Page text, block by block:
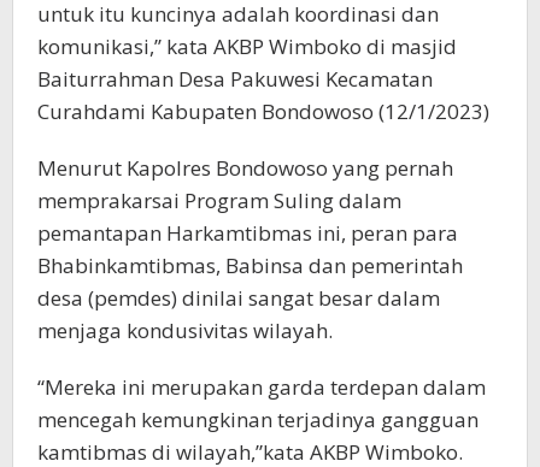
untuk itu kuncinya adalah koordinasi dan
komunikasi,’’ kata AKBP Wimboko di masjid
Baiturrahman Desa Pakuwesi Kecamatan
Curahdami Kabupaten Bondowoso (12/1/2023)
Menurut Kapolres Bondowoso yang pernah
memprakarsai Program Suling dalam
pemantapan Harkamtibmas ini, peran para
Bhabinkamtibmas, Babinsa dan pemerintah
desa (pemdes) dinilai sangat besar dalam
menjaga kondusivitas wilayah.
“Mereka ini merupakan garda terdepan dalam
mencegah kemungkinan terjadinya gangguan
kamtibmas di wilayah,”kata AKBP Wimboko.